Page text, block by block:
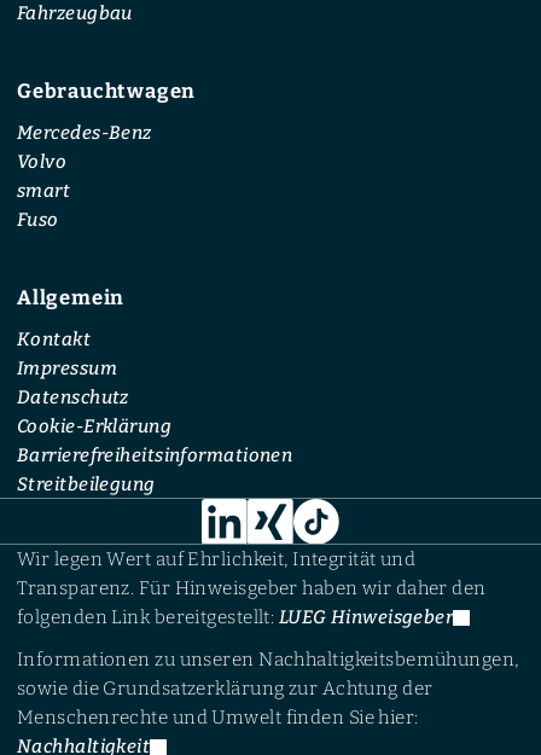
Fahrzeugbau
Gebrauchtwagen
Mercedes-Benz
Volvo
smart
Fuso
Allgemein
Kontakt
Impressum
Datenschutz
Cookie-Erklärung
Barrierefreiheitsinformationen
Streitbeilegung
Wir legen Wert auf Ehrlichkeit, Integrität und
Transparenz. Für Hinweisgeber haben wir daher den
folgenden Link bereitgestellt: LUEG Hinweisgeber
Informationen zu unseren Nachhaltigkeitsbemühungen,
sowie die Grundsatzerklärung zur Achtung der
Menschenrechte und Umwelt finden Sie hier:
Nachhaltigkeit